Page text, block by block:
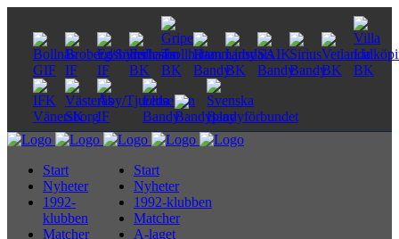
Start
Nyheter
1992-klubben
Matcher
A-laget
Start
Nyheter
1992-
klubben
Matcher